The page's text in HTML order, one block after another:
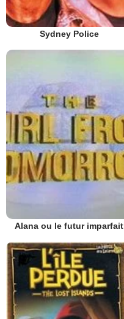
Sydney Police
Alana ou le futur imparfait